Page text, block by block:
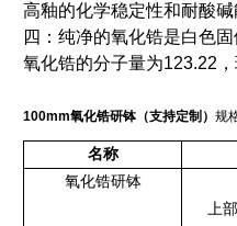
高釉的化学稳定性和耐酸
四：纯净的氧化锆是白色
氧化锆的分子量为123.22
100mm氧化锆研钵（支持定制） 规
名称
氧化锆研钵
上